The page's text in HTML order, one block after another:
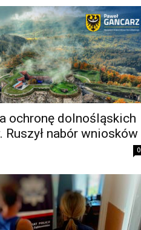
ochronę dolnośląskich
Ruszył nabór wniosków
0